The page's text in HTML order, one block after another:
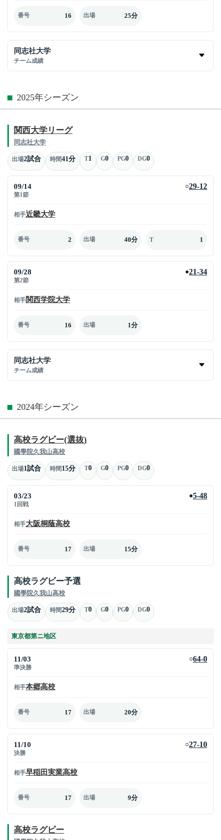
番号 16 出場 25分
同志社大学
チーム成績
2025年シーズン
関西大学リーグ
同志社大学
出場2試合 時間41分 T1 G0 PG0 DG0
09/14
第1節
○29-12
相手近畿大学
番号 2 出場 40分 T 1
09/28
第2節
●21-34
相手関西学院大学
番号 16 出場 1分
同志社大学
チーム成績
2024年シーズン
高校ラグビー(選抜)
國學院久我山高校
出場1試合 時間15分 T0 G0 PG0 DG0
03/23
1回戦
●5-48
相手大阪桐蔭高校
番号 17 出場 15分
高校ラグビー予選
國學院久我山高校
出場2試合 時間29分 T0 G0 PG0 DG0
東京都第ニ地区
11/03
準決勝
○64-0
相手本郷高校
番号 17 出場 20分
11/10
決勝
○27-10
相手早稲田実業高校
番号 17 出場 9分
高校ラグビー